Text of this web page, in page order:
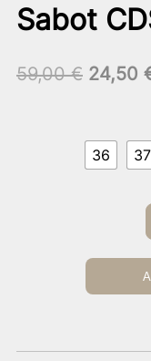
Sabot
59,00€ Le
était :
59,00 €.
24,50
36 37